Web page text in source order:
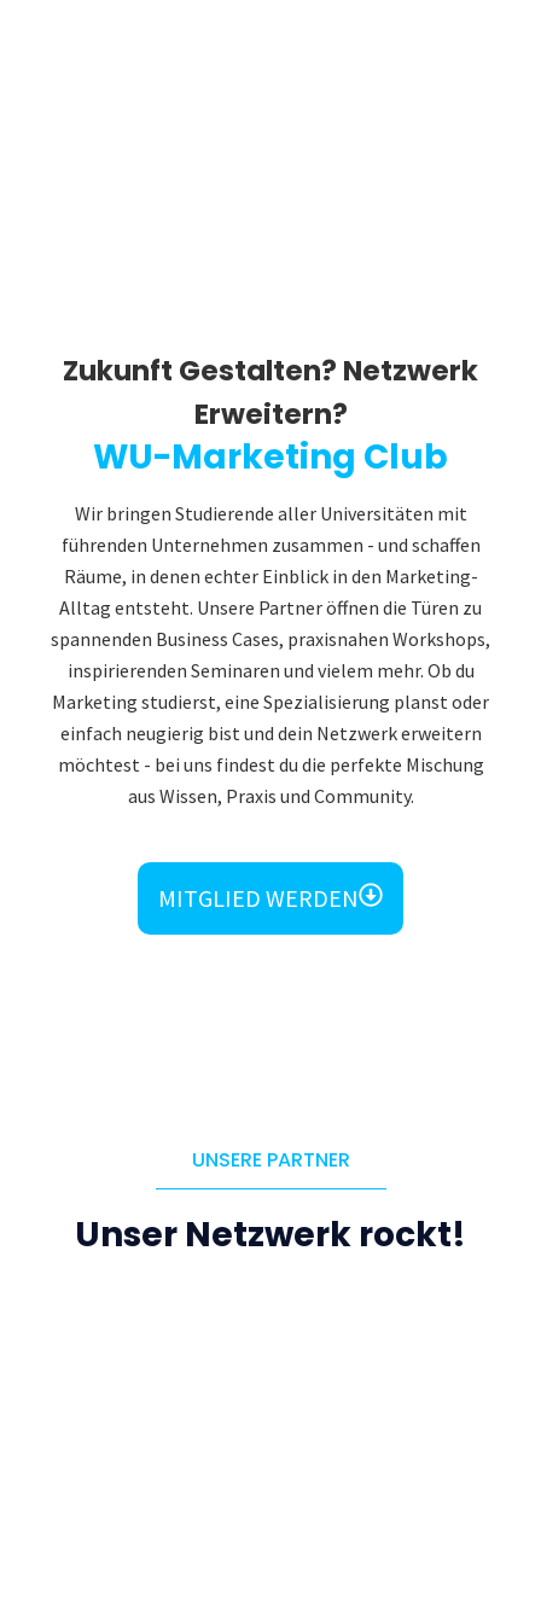
Zukunft Gestalten? Netzwerk
Erweitern?
WU-Marketing Club
Wir bringen Studierende aller Universitäten mit
führenden Unternehmen zusammen - und schaffen
Räume, in denen echter Einblick in den Marketing-
Alltag entsteht. Unsere Partner öffnen die Türen zu
spannenden Business Cases, praxisnahen Workshops,
inspirierenden Seminaren und vielem mehr. Ob du
Marketing studierst, eine Spezialisierung planst oder
einfach neugierig bist und dein Netzwerk erweitern
möchtest - bei uns findest du die perfekte Mischung
aus Wissen, Praxis und Community.
MITGLIED WERDEN
UNSERE PARTNER
Unser Netzwerk rockt!